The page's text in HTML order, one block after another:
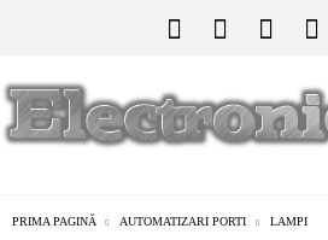
PRIMA PAGINĂ AUTOMATIZARI PORTI LAMPI